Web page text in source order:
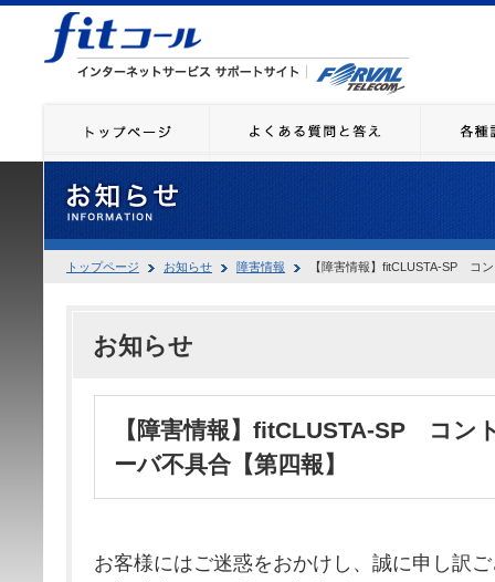
トップページ お知らせ 障害情報 【障害情報】fitCLUSTA-SP コ
お知らせ
【障害情報】fitCLUSTA-SP コン
ーバ不具合【第四報】
お客様にはご迷惑をおかけし、誠に申し訳